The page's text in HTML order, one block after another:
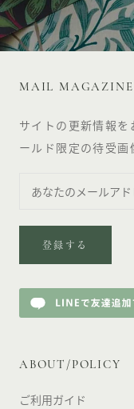
MAIL MAGAZINE
サイトの更新情報
ールド限定の待受画
登録する
ABOUT/POLICY
ご利用ガイド